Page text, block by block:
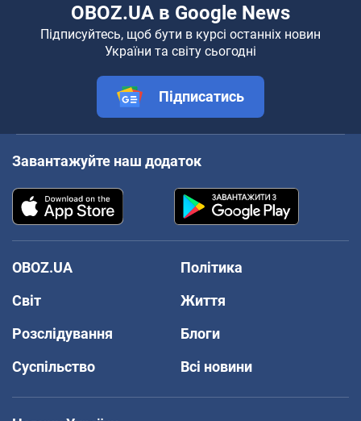
OBOZ.UA в Google News
Підписуйтесь, щоб бути в курсі останніх новин
України та світу сьогодні
Підписатись
Завантажуйте наш додаток
OBOZ.UA
Політика
Світ
Життя
Розслідування
Блоги
Суспільство
Всі новини